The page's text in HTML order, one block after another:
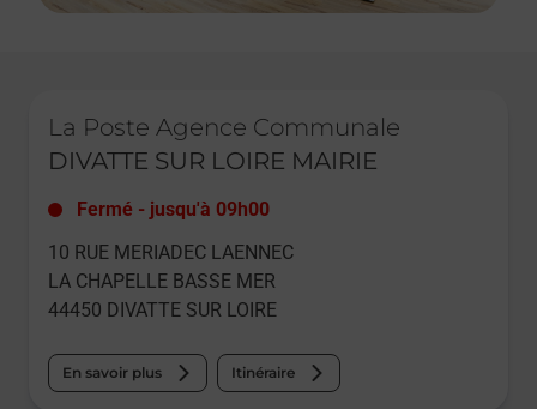
La Poste Agence Communale
DIVATTE SUR LOIRE MAIRIE
Fermé - jusqu'à 09h00
10 RUE MERIADEC LAENNEC
LA CHAPELLE BASSE MER
44450 DIVATTE SUR LOIRE
En savoir plus Itinéraire